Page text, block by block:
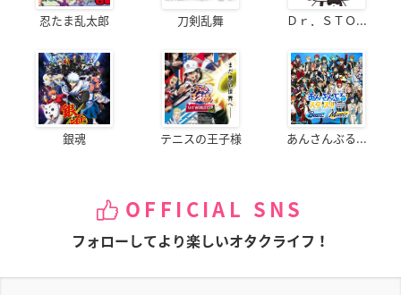
忍たま乱太郎 刀剣乱舞 Ｄｒ．ＳＴＯ...
銀魂 テニスの王子様 あんさんぶる...
OFFICIAL SNS
フォローしてより楽しいオタクライフ！